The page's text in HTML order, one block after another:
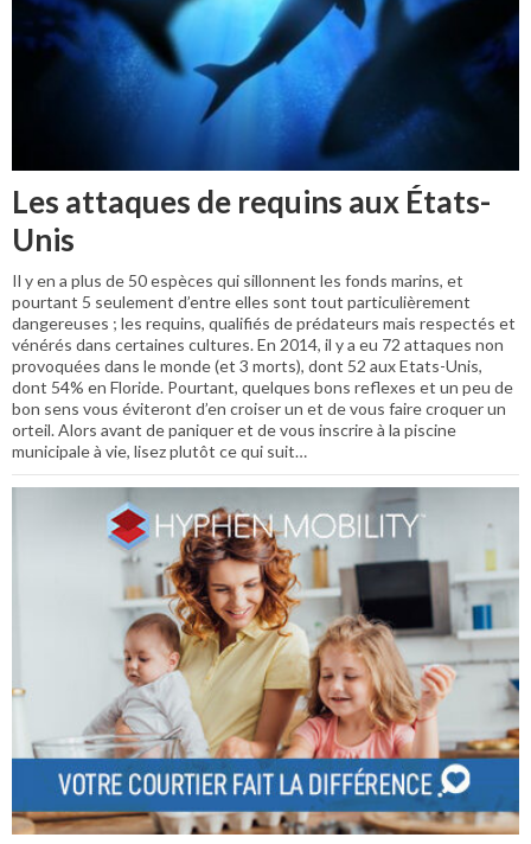
Les attaques de requins aux États-
Unis
Il y en a plus de 50 espèces qui sillonnent les fonds marins, et
pourtant 5 seulement d’entre elles sont tout particulièrement
dangereuses ; les requins, qualifiés de prédateurs mais respectés et
vénérés dans certaines cultures. En 2014, il y a eu 72 attaques non
provoquées dans le monde (et 3 morts), dont 52 aux Etats-Unis,
dont 54% en Floride. Pourtant, quelques bons reflexes et un peu de
bon sens vous éviteront d’en croiser un et de vous faire croquer un
orteil. Alors avant de paniquer et de vous inscrire à la piscine
municipale à vie, lisez plutôt ce qui suit…